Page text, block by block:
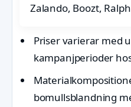
Zalando, Boozt,
Priser varierar med
kampanjperioder
bomullsblandning